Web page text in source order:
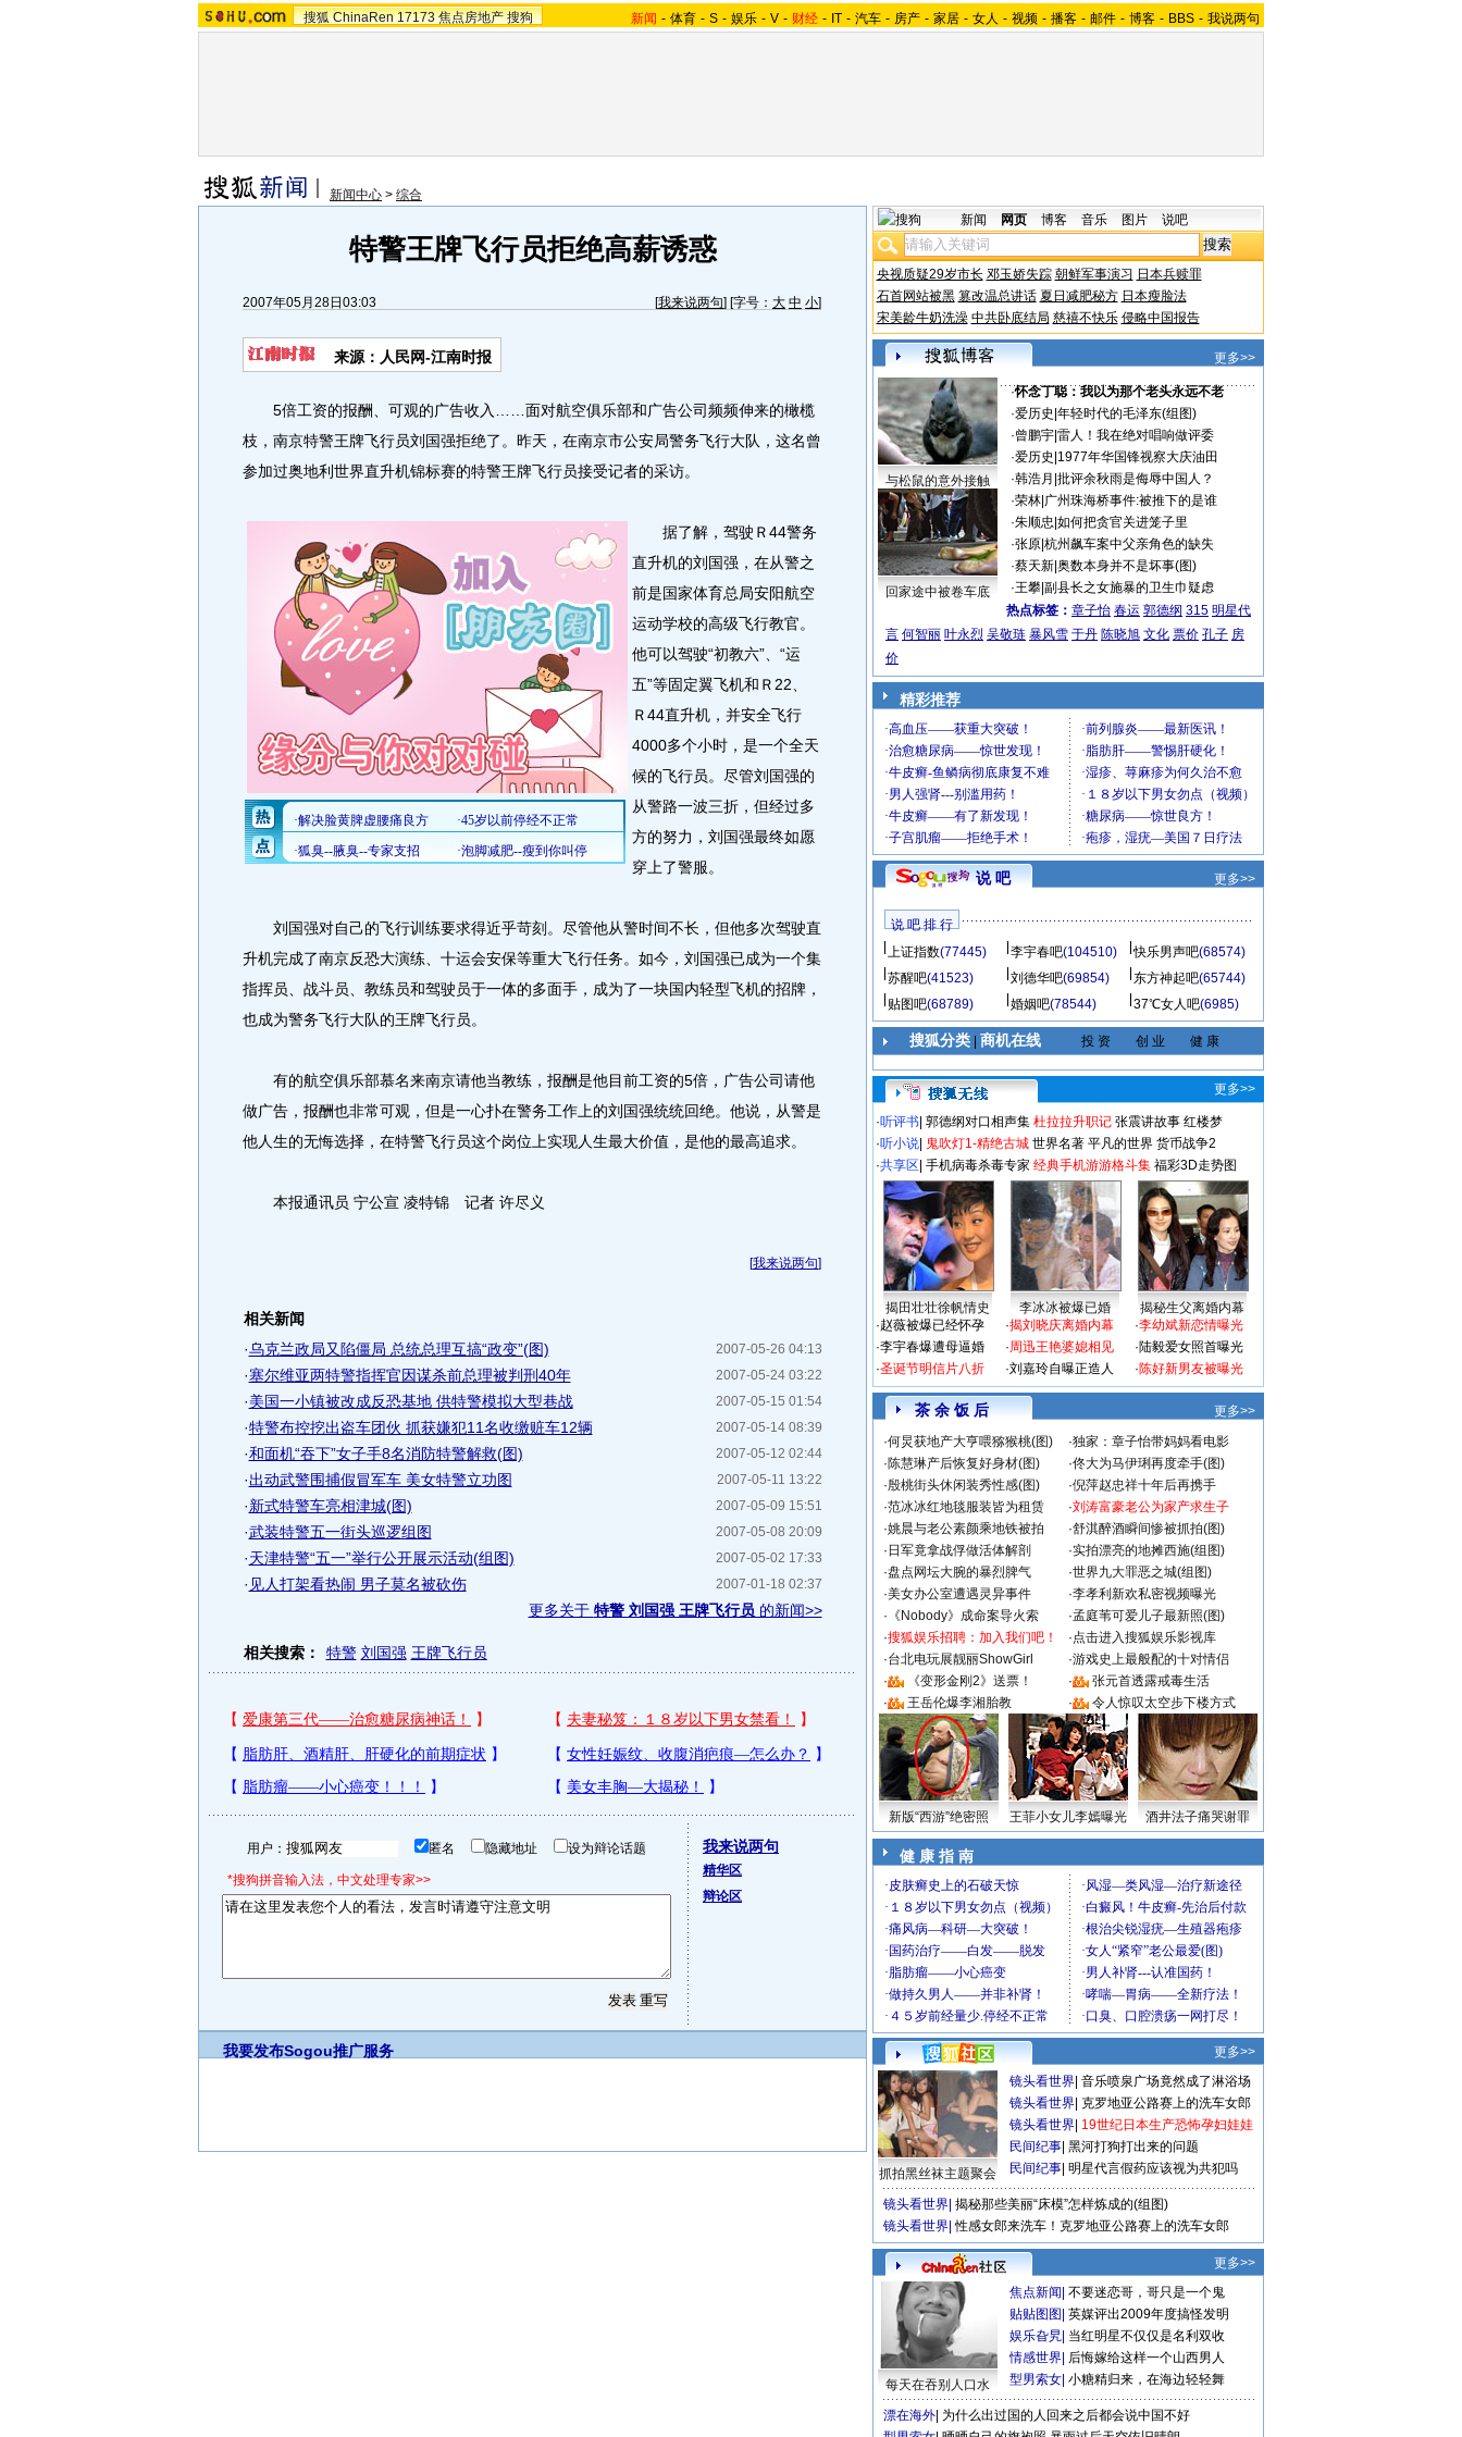
搜狐 ChinaRen 17173 焦点房地产 搜狗 新闻 - 体育 - S - 娱乐 - V - 财经 - IT - 汽车 - 房产 - 家居 - 女人 - 视频 - 播客 - 邮件 - 博客 - BBS - 我说两句
新闻中心 > 综合
特警王牌飞行员拒绝高薪诱惑
2007年05月28日03:03 [我来说两句] [字号： 大 中 小]
来源：人民网-江南时报
5倍工资的报酬、可观的广告收入……面对航空俱乐部和广告公司频频伸来的橄榄
枝，南京特警王牌飞行员刘国强拒绝了。昨天，在南京市公安局警务飞行大队，这名曾
参加过奥地利世界直升机锦标赛的特警王牌飞行员接受记者的采访。
据了解，驾驶Ｒ44警务
直升机的刘国强，在从警之
前是国家体育总局安阳航空
运动学校的高级飞行教官。
他可以驾驶“初教六”、“运
五”等固定翼飞机和Ｒ22、
Ｒ44直升机，并安全飞行
4000多个小时，是一个全天
候的飞行员。尽管刘国强的
从警路一波三折，但经过多
方的努力，刘国强最终如愿
穿上了警服。
刘国强对自己的飞行训练要求得近乎苛刻。尽管他从警时间不长，但他多次驾驶直
升机完成了南京反恐大演练、十运会安保等重大飞行任务。如今，刘国强已成为一个集
指挥员、战斗员、教练员和驾驶员于一体的多面手，成为了一块国内轻型飞机的招牌，
也成为警务飞行大队的王牌飞行员。
有的航空俱乐部慕名来南京请他当教练，报酬是他目前工资的5倍，广告公司请他
做广告，报酬也非常可观，但是一心扑在警务工作上的刘国强统统回绝。他说，从警是
他人生的无悔选择，在特警飞行员这个岗位上实现人生最大价值，是他的最高追求。
本报通讯员 宁公宣 凌特锦 记者 许尽义
[我来说两句]
相关新闻
2007-05-26 04:13
·乌克兰政局又陷僵局 总统总理互搞“政变”(图)
2007-05-24 03:22
·塞尔维亚两特警指挥官因谋杀前总理被判刑40年
2007-05-15 01:54
·美国一小镇被改成反恐基地 供特警模拟大型巷战
2007-05-14 08:39
·特警布控挖出盗车团伙 抓获嫌犯11名收缴赃车12辆
2007-05-12 02:44
·和面机“吞下”女子手8名消防特警解救(图)
2007-05-11 13:22
·出动武警围捕假冒军车 美女特警立功图
2007-05-09 15:51
·新式特警车亮相津城(图)
2007-05-08 20:09
·武装特警五一街头巡逻组图
2007-05-02 17:33
·天津特警“五一”举行公开展示活动(组图)
2007-01-18 02:37
· 见人打架看热闹 男子莫名被砍伤
更多关于 特警 刘国强 王牌飞行员 的新闻>>
相关搜索： 特警 刘国强 王牌飞行员
用户： 匿名 隐藏地址 设为辩论话题
*搜狗拼音输入法，中文处理专家>>
我来说两句
精华区
辩论区
我要发布Sogou推广服务
新闻 网页 博客 音乐 图片 说吧
央视质疑29岁市长 邓玉娇失踪 朝鲜军事演习 日本兵赎罪
石首网站被黑 篡改温总讲话 夏日减肥秘方 日本瘦脸法
宋美龄牛奶洗澡 中共卧底结局 慈禧不快乐 侵略中国报告
更多>>
与松鼠的意外接触
回家途中被卷车底
·怀念丁聪：我以为那个老头永远不老
·爱历史 年轻时代的毛泽东(组图)
·曾鹏宇| 雷人！我在绝对唱响做评委
·爱历史 1977年华国锋视察大庆油田
·韩浩月 批评余秋雨是侮辱中国人？
·荣林| 广州珠海桥事件:被推下的是谁
·朱顺忠 如何把贪官关进笼子里
·张原| 杭州飙车案中父亲角色的缺失
·蔡天新| 奥数本身并不是坏事(图)
·王攀| 副县长之女施暴的卫生巾疑虑
热点标签： 章子怡 春运 郭德纲 315 明星代
言 何智丽 叶永烈 吴敬琏 暴风雪 于丹 陈晓旭 文化 票价 孔子 房
价
精彩推荐
说 吧 更多>>
说 吧 排 行
上证指数(77445) 李宇春吧(104510) 快乐男声吧(68574)
苏醒吧(41523) 刘德华吧(69854) 东方神起吧(65744)
贴图吧(68789) 婚姻吧(78544) 37℃女人吧(6985)
搜狐分类| 商机在线 投 资 创 业 健 康
更多>>
·听评书 郭德纲对口相声集 杜拉拉升职记 张震讲故事 红楼梦
·听小说 鬼吹灯1-精绝古城 世界名著 平凡的世界 货币战争2
·共享区 手机病毒杀毒专家 经典手机游游格斗集 福彩3D走势图
揭田壮壮徐帆情史 李冰冰被爆已婚
揭秘生父离婚内幕
·赵薇被爆已经怀孕
·李宇春爆遭母逼婚
·圣诞节明信片八折
·揭刘晓庆离婚内幕
·周迅王艳婆媳相见
·刘嘉玲自曝正造人
·李幼斌新恋情曝光
·陆毅爱女照首曝光
·陈好新男友被曝光
茶 余 饭 后
更多>>
·何炅获地产大亨喂猕猴桃(图) ·独家：章子怡带妈妈看电影
·陈慧琳产后恢复好身材(图) ·佟大为马伊琍再度牵手(图)
·殷桃街头休闲装秀性感(图) ·倪萍赵忠祥十年后再携手
·范冰冰红地毯服装皆为租赁 ·刘涛富豪老公为家产求生子
·姚晨与老公素颜乘地铁被拍 ·舒淇醉酒瞬间惨被抓拍(图)
· 日军竟拿战俘做活体解剖 ·实拍漂亮的地摊西施(组图)
·盘点网坛大腕的暴烈脾气 ·世界九大罪恶之城(组图)
·美女办公室遭遇灵异事件 ·李孝利新欢私密视频曝光
· 《Nobody》成命案导火索 ·孟庭苇可爱儿子最新照(图)
·搜狐娱乐招聘：加入我们吧！ ·点击进入搜狐娱乐影视库
·台北电玩展靓丽ShowGirl ·游戏史上最般配的十对情侣
·
《变形金刚2》送票！ ·
张元首透露戒毒生活
·
王岳伦爆李湘胎教 · 令人惊叹太空步下楼方式
新版“西游”绝密照 王菲小女儿李嫣曝光 酒井法子痛哭谢罪
健 康 指 南
更多>>
抓拍黑丝袜主题聚会
镜头看世界 音乐喷泉广场竟然成了淋浴场
镜头看世界 克罗地亚公路赛上的洗车女郎
镜头看世界 19世纪日本生产恐怖孕妇娃娃
民间纪事 黑河打狗打出来的问题
民间纪事 明星代言假药应该视为共犯吗
镜头看世界 揭秘那些美丽“床模”怎样炼成的(组图)
镜头看世界 性感女郎来洗车！克罗地亚公路赛上的洗车女郎
更多>>
每天在吞别人口水
焦点新闻 不要迷恋哥，哥只是一个鬼
贴贴图图 英媒评出2009年度搞怪发明
娱乐旮旯 当红明星不仅仅是名利双收
情感世界 后悔嫁给这样一个山西男人
型男索女 小糖精归来，在海边轻轻舞
漂在海外 为什么出过国的人回来之后都会说中国不好